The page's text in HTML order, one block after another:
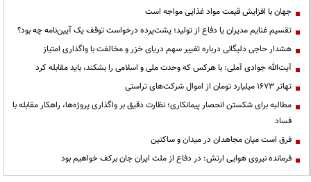
جهان با افزایش قیمت مواد غذایی مواجه است
تقسیم غنایم مدیران یا دفاع از تولید؛ پشت‌پرده درخواست توقف یک آیین‌نامه چه بود؟
هشدار حاجی دلیگانی درباره تغییر سهم دریای خزر و مخالفت با واگذاری امتیاز
آیت‌الله جوادی آملی: با هرکس که وحدت ملی و اسلامی را بشکند، باید مقابله کرد
تهاتر ۱۶۷۳ میلیارد تومان از اموال شرکت‌های تراستی
مطالبه برای شکستن انحصار پیمانکاری؛ نظارت دقیق بر واگذاری پروژه‌ها، راهکار مقابله با
فساد
فرق است میان مجاهدان در میدان و ساکتین
فرمانده نیروی هوایی ارتش: در دفاع از ملت ایران جان برکف خواهیم بود